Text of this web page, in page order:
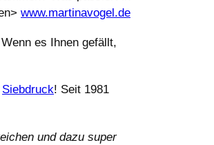
www.martinavogel.de
es Ihnen gefällt,
Siebdruck! Seit 1981
und dazu super